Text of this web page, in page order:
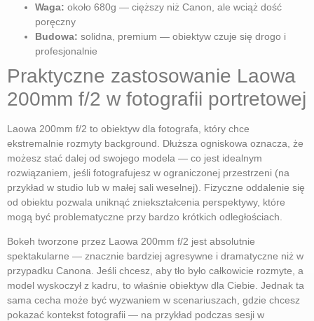
Waga: około 680g — cięższy niż Canon, ale wciąż dość
poręczny
Budowa: solidna, premium — obiektyw czuje się drogo i
profesjonalnie
Praktyczne zastosowanie Laowa
200mm f/2 w fotografii portretowej
Laowa 200mm f/2 to obiektyw dla fotografa, który chce
ekstremalnie rozmyty background. Dłuższa ogniskowa oznacza, że
możesz stać dalej od swojego modela — co jest idealnym
rozwiązaniem, jeśli fotografujesz w ograniczonej przestrzeni (na
przykład w studio lub w małej sali weselnej). Fizyczne oddalenie się
od obiektu pozwala uniknąć zniekształcenia perspektywy, które
mogą być problematyczne przy bardzo krótkich odległościach.
Bokeh tworzone przez Laowa 200mm f/2 jest absolutnie
spektakularne — znacznie bardziej agresywne i dramatyczne niż w
przypadku Canona. Jeśli chcesz, aby tło było całkowicie rozmyte, a
model wyskoczył z kadru, to właśnie obiektyw dla Ciebie. Jednak ta
sama cecha może być wyzwaniem w scenariuszach, gdzie chcesz
pokazać kontekst fotografii — na przykład podczas sesji w